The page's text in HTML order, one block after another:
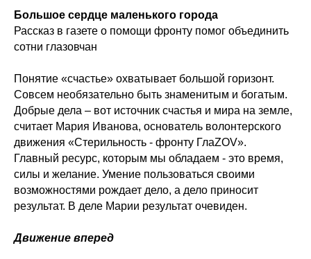
Большое сердце маленького города
Рассказ в газете о помощи фронту помог объединить
сотни глазовчан
Понятие «счастье» охватывает большой горизонт.
Совсем необязательно быть знаменитым и богатым.
Добрые дела – вот источник счастья и мира на земле,
считает Мария Иванова, основатель волонтерского
движения «Стерильность - фронту ГлаZOV».
Главный ресурс, которым мы обладаем - это время,
силы и желание. Умение пользоваться своими
возможностями рождает дело, а дело приносит
результат. В деле Марии результат очевиден.
Движение вперед